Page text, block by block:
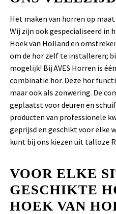
Het maken van horren op
Wij zijn ook gespecialiseerd in
Hoek van Holland en
om de hor zelf te installeren;
mogelijk! Bij AVES Horren is
combinatie hor. Deze hor
maar ook als zonwering. De
geplaatst voor deuren en
producten van professionele
geprijsd en geschikt voor elke
kunt bij ons kiezen uit talloze
VOOR ELKE
GESCHIKTE
HOEK VAN